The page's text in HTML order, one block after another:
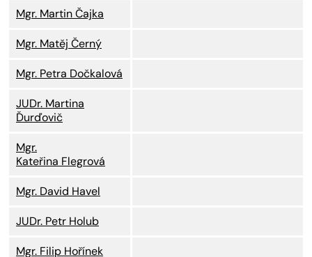
Mgr. Martin Čajka
Mgr. Matěj Černý
Mgr. Petra Dočkalová
JUDr. Martina
Ďurďovič
Mgr.
Kateřina Flegrová
Mgr. David Havel
JUDr. Petr Holub
Mgr. Filip Hořínek